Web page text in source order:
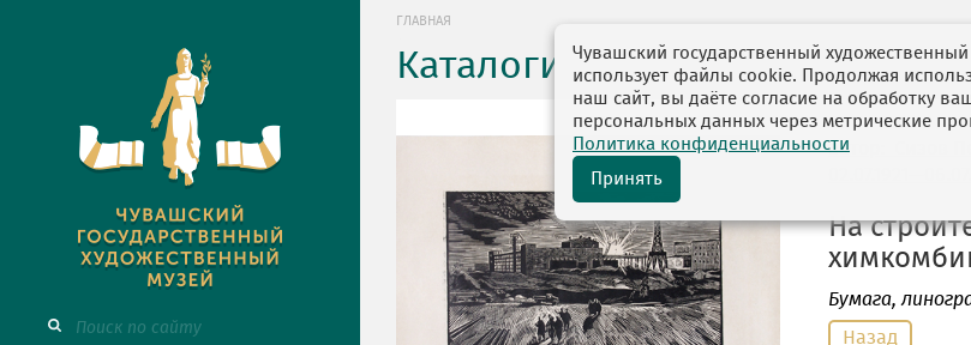
ГЛАВНАЯ
Каталоги выставок
автор: Сизов
На
Бумага,
Назад
Чувашский государственный художественный
использует файлы cookie. Продолжая
наш сайт, вы даёте согласие на обработку
персональных данных через метрические
Политика конфиденциальности
Принять